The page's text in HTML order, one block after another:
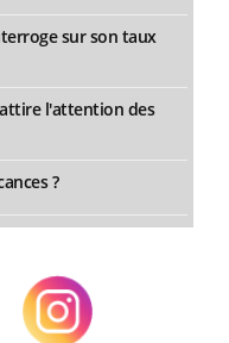
sur son taux
l'attention des
?